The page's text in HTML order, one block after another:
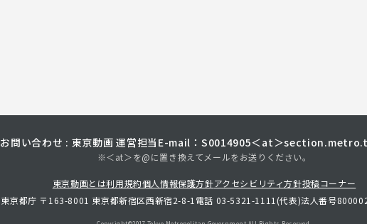
お問い合わせ : 東京動画 運営担当 E-mail：S0014905＜at＞
※＜at＞を@に置き換えてメールをお送りください。
東京動画とは利用規約個人情報保護方針アクセシビリティ方針投稿コーナー
東京都庁 〒163-8001 東京都新宿区西新宿2-8-1 電話 03-5321-1111(代表)法人番号